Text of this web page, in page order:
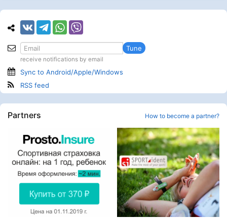
Tune
receive notifications by email
Sync to Android/Apple/Windows
RSS feed
Partners How to become a partner?